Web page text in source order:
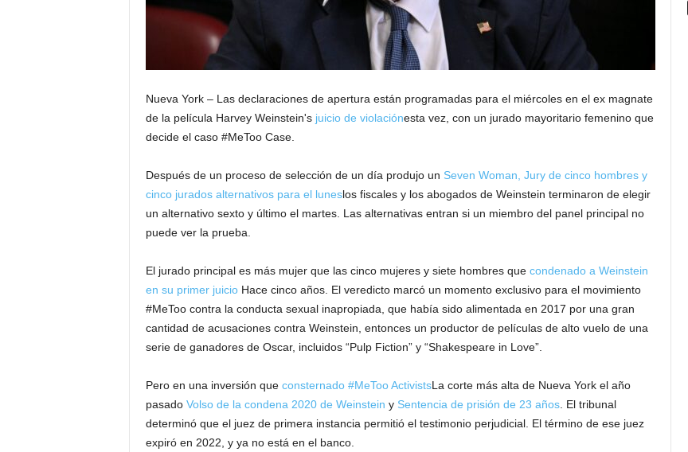
Nueva York – Las declaraciones de apertura están programadas para el miércoles en el ex magnate
de la película Harvey Weinstein's juicio de violaciónesta vez, con un jurado mayoritario femenino que
decide el caso #MeToo Case.
Después de un proceso de selección de un día produjo un Seven Woman, Jury de cinco hombres y
cinco jurados alternativos para el luneslos fiscales y los abogados de Weinstein terminaron de elegir
un alternativo sexto y último el martes. Las alternativas entran si un miembro del panel principal no
puede ver la prueba.
El jurado principal es más mujer que las cinco mujeres y siete hombres que condenado a Weinstein
en su primer juicioHace cinco años. El veredicto marcó un momento exclusivo para el movimiento
#MeToo contra la conducta sexual inapropiada, que había sido alimentada en 2017 por una gran
cantidad de acusaciones contra Weinstein, entonces un productor de películas de alto vuelo de una
serie de ganadores de Oscar, incluidos “Pulp Fiction” y “Shakespeare in Love”.
Pero en una inversión que consternado #MeToo ActivistsLa corte más alta de Nueva York el año
pasado Volso de la condena 2020 de Weinstein y Sentencia de prisión de 23 años. El tribunal
determinó que el juez de primera instancia permitió el testimonio perjudicial. El término de ese juez
expiró en 2022, y ya no está en el banco.